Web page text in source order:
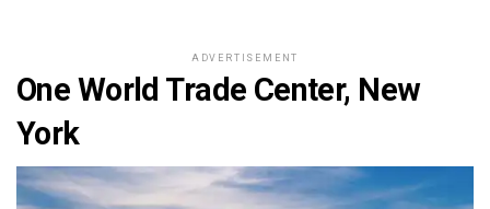
ADVERTISEMENT
One World Trade Center, New
York